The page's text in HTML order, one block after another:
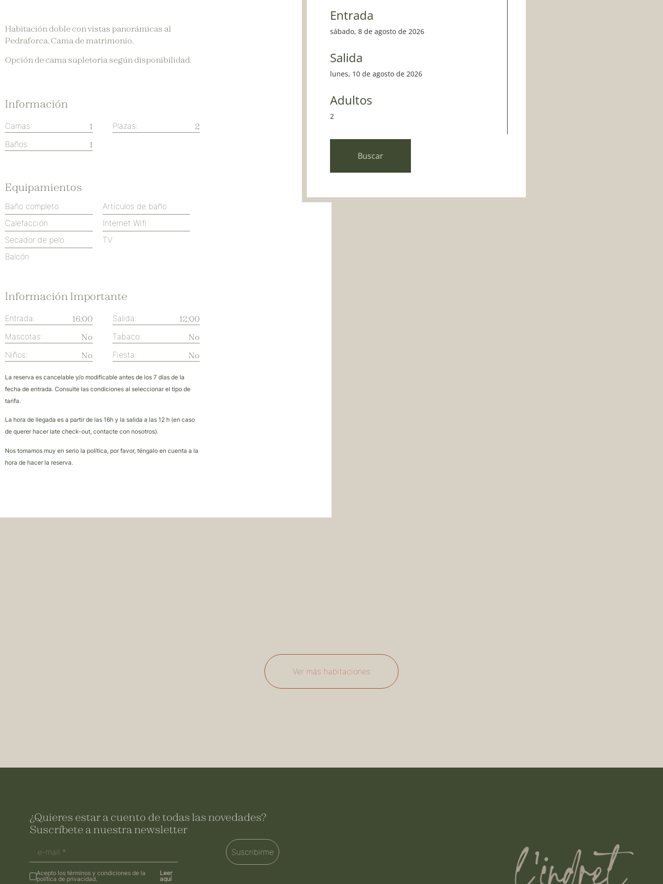
Habitación doble con vistas panorámicas al
Pedraforca. Cama de matrimonio.
Opción de cama supletoria según disponibilidad.
Información
Camas:
1
Baños:
1
Plazas: 2
Equipamientos
Baño completo
Artículos de baño
Calefacción
Internet Wifi
Secador de pelo
TV
Balcón
Información Importante
Entrada:
16:00
Mascotas:
No
Niños:
No
Salida:
12:00
Tabaco:
No
Fiesta:
No
La reserva es cancelable y/o modificable antes de los 7 días de la
fecha de entrada. Consulte las condiciones al seleccionar el tipo de
tarifa.
La hora de llegada es a partir de las 16h y la salida a las 12 h (en caso
de querer hacer late check-out, contacte con nosotros).
Nos tomamos muy en serio la política, por favor, téngalo en cuenta a la
hora de hacer la reserva.
Entrada
sábado, 8 de agosto de 2026
Salida
lunes, 10 de agosto de 2026
Adultos
2
Buscar
Ver más habitaciones
¿Quieres estar a cuento de todas las novedades?
Suscríbete a nuestra newsletter
Suscribirme
Acepto los términos y condiciones de la
política de privacidad.
Leer
aquí